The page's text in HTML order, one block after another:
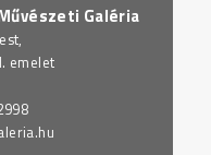
Galéria
emelet